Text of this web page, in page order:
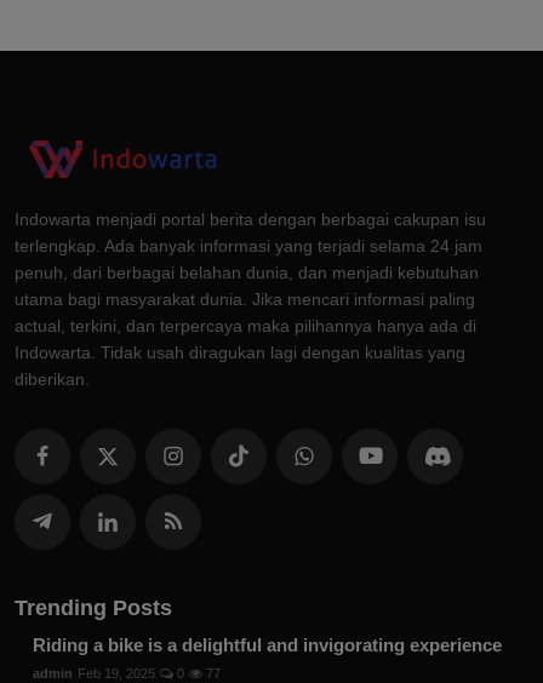
Indowarta menjadi portal berita dengan berbagai cakupan isu
terlengkap. Ada banyak informasi yang terjadi selama 24 jam
penuh, dari berbagai belahan dunia, dan menjadi kebutuhan
utama bagi masyarakat dunia. Jika mencari informasi paling
actual, terkini, dan terpercaya maka pilihannya hanya ada di
Indowarta. Tidak usah diragukan lagi dengan kualitas yang
diberikan.
Trending Posts
Riding a bike is a delightful and invigorating experience
admin Feb 19, 2025 0 77